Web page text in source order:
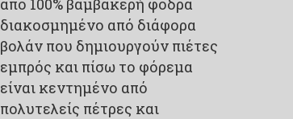
από 100% βαμβακερή φόδρα
διακοσμημένο από διάφορα
βολάν που δημιουργούν πιέτες
εμπρός και πίσω το φόρεμα
είναι κεντημένο από
πολυτελείς πέτρες και